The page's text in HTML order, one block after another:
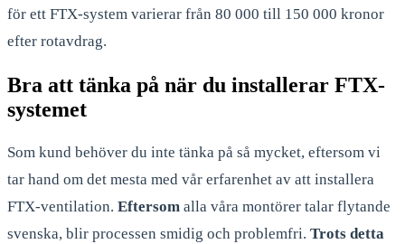
för ett FTX-system varierar från 80 000 till 150 000 kronor
efter rotavdrag.
Bra att tänka på när du installerar FTX-
systemet
Som kund behöver du inte tänka på så mycket, eftersom vi
tar hand om det mesta med vår erfarenhet av att installera
FTX-ventilation. Eftersom alla våra montörer talar flytande
svenska, blir processen smidig och problemfri. Trots detta